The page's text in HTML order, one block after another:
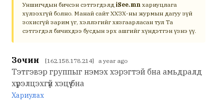
Уншигчдын бичсэн сэтгэгдэлд iSee.mn хариуцлага
хүлээхгүй болно. Манай сайт ХХЗХ-ны журмын дагуу зүй
зохисгүй зарим үг, хэллэгийг хязгаарласан тул Та
сэтгэгдэл бичихдээ бусдын эрх ашгийг хүндэтгэн үзнэ үү.
Зочин [162.158.178.214] a year ago
Тэтгэвэр группыг нэмэх хэрэгтэй бна амьдралд
хүрэлцэхгүй хэцүү бна
Хариулах